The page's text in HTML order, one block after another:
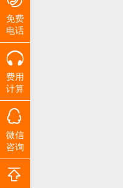
免费
电话
费用
计算
微信
咨询